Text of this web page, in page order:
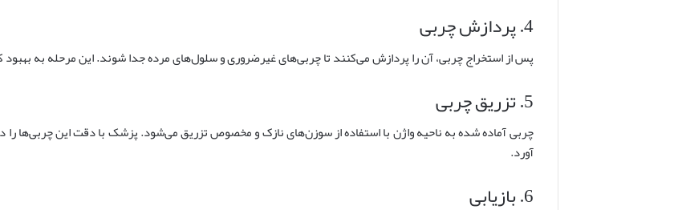
4. پردازش چربی
پس از استخراج چربی، آن را پردازش می‌کنند تا چربی‌های غیرضروری و سلول‌های مرده جدا شوند. این مرحله به
5. تزریق چربی
چربی آماده شده به ناحیه واژن با استفاده از سوزن‌های نازک و مخصوص تزریق می‌شود. پزشک با دقت این چربی‌ها
آورد.
6. بازیابی